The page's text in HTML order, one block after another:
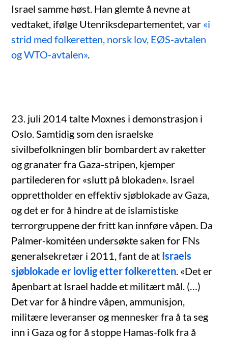
Israel samme høst. Han glemte å nevne at
vedtaket, ifølge Utenriksdepartementet, var «i
strid med folkeretten, norsk lov, EØS-avtalen
og WTO-avtalen»
23. juli 2014 talte Moxnes i demonstrasjon i
Oslo. Samtidig som den israelske
sivilbefolkningen blir bombardert av raketter
og granater fra Gaza-stripen, kjemper
partilederen for «slutt på blokaden». Israel
opprettholder en effektiv sjøblokade av Gaza,
og det er for å hindre at de islamistiske
terrorgruppene der fritt kan innføre våpen. Da
Palmer-komitéen undersøkte saken for FNs
generalsekretær i 2011, fant de at Israels
sjøblokade er lovlig etter folkeretten . «Det er
åpenbart at Israel hadde et militært mål. (…)
Det var for å hindre våpen, ammunisjon,
militære leveranser og mennesker fra å ta seg
inn i Gaza og for å stoppe Hamas-folk fra å